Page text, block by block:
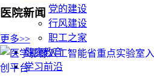
党的建设
行风建设
职工之家
健康教育
学习前沿
医院新闻
更多>>